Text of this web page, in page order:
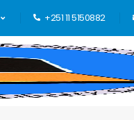
+251 11 5150882